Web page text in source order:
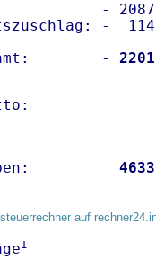
-
-
-
Brutto:
auf
1